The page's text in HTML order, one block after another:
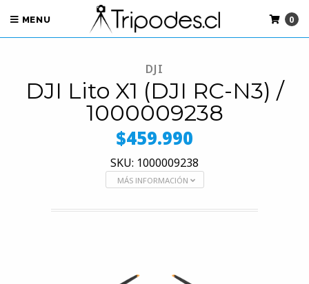
MENU 0
DJI
DJI Lito X1 (DJI RC-N3) /
1000009238
$459.990
SKU: 1000009238
MÁS INFORMACIÓN